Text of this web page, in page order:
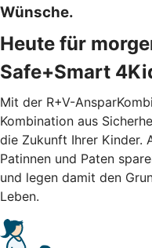
Wünsche.
Heute für
Safe+Smart
Mit der R+V-
Kombination aus
die Zukunft Ihrer Kinder.
Patinnen und Paten
und legen damit den
Leben.